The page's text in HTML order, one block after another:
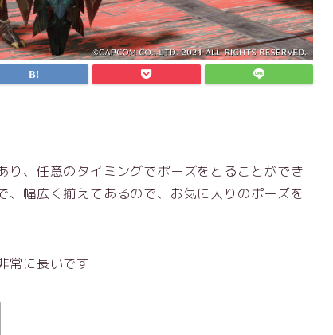
り、任意のタイミングでポーズをとることができ
、幅広く揃えてあるので、お気に入りのポーズを
常に長いです!